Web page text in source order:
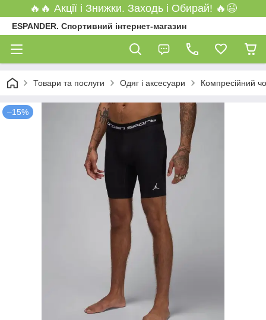
🔥🔥 Акції і Знижки. Заходь і Обирай! 🔥😉
ESPANDER. Спортивний інтернет-магазин
Товари та послуги Одяг і аксесуари Компресійний
–15%